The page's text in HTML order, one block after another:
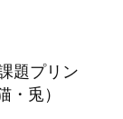
題プリン
・兎）